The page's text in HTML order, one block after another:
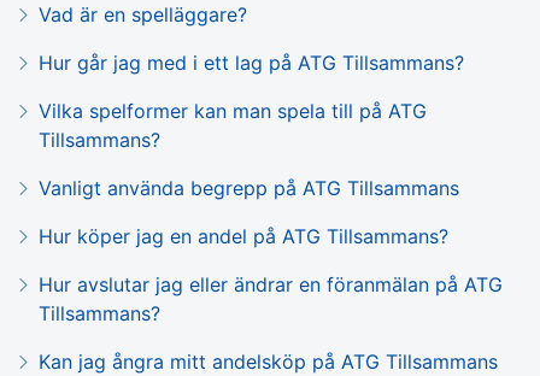
Vad är en spelläggare?
Hur går jag med i ett lag på ATG Tillsammans?
Vilka spelformer kan man spela till på ATG
Tillsammans?
Vanligt använda begrepp på ATG Tillsammans
Hur köper jag en andel på ATG Tillsammans?
Hur avslutar jag eller ändrar en föranmälan på ATG
Tillsammans?
Kan jag ångra mitt andelsköp på ATG Tillsammans